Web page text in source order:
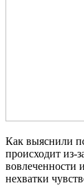
Как выяснили
происходит из-
вовлеченности
нехватки